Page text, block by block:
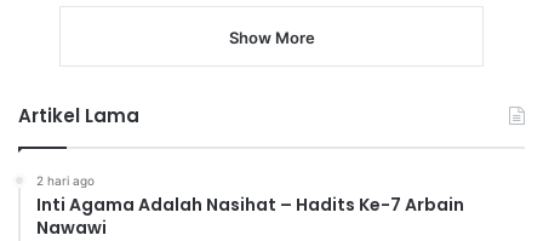
Show More
Artikel Lama
2 hari ago
Inti Agama Adalah Nasihat – Hadits Ke-7 Arbain
Nawawi